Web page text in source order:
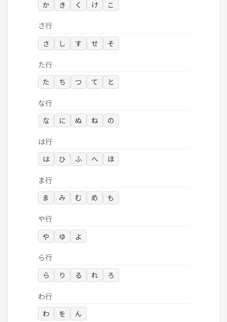
か き く け こ
さ行
さ し す せ そ
た行
た ち つ て と
な行
な に ぬ ね の
は行
は ひ ふ へ ほ
ま行
ま み む め も
や行
や ゆ よ
ら行
ら り る れ ろ
わ行
わ を ん